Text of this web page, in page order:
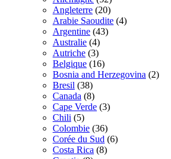
Angleterre (20)
Arabie Saoudite (4)
Argentine (43)
Australie (4)
Autriche (3)
Belgique (16)
Bosnia and Herzegovina (2)
Bresil (38)
Canada (8)
Cape Verde (3)
Chili (5)
Colombie (36)
Corée du Sud (6)
Costa Rica (8)